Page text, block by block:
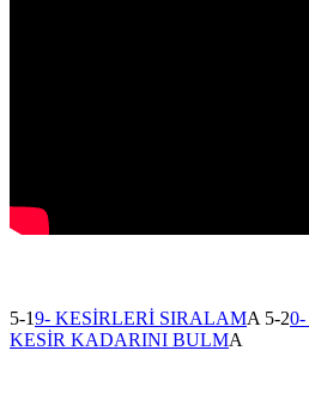
5-19- KESİRLERİ SIRALAMA 5-2
KESİR KADARINI BULMA